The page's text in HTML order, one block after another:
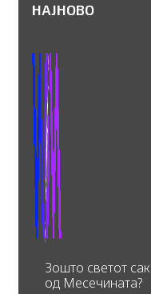
НАЈНОВО
Зошто светот
од Месечината?